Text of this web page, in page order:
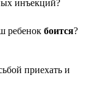
инъекций?
ребенок боится?
приехать и